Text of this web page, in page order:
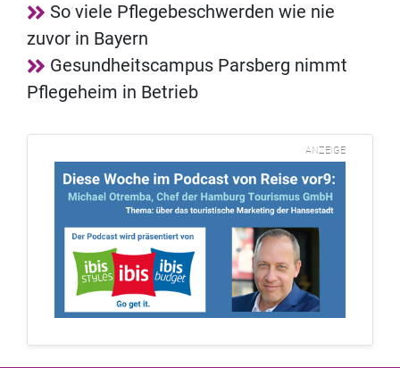
So viele Pflegebeschwerden wie nie
zuvor in Bayern
Gesundheitscampus Parsberg nimmt
Pflegeheim in Betrieb
ANZEIGE